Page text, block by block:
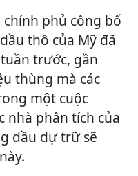
phủ công bố
thô của Mỹ đã
trước, gần
thùng mà các
một cuộc
nhà phân tích của
dầu dự trữ sẽ